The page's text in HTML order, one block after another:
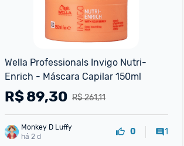
Wella Professionals Invigo Nutri-
Enrich - Máscara Capilar 150ml
R$ 261,11
R$89,30
Monkey D Luffy
há 2 d
0 1